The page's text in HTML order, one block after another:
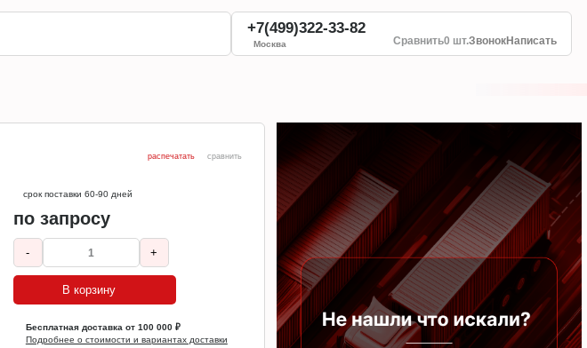
+7(499)322-33-82
Москва Сравнить0 шт.ЗвонокНаписать
распечатать сравнить
срок поставки 60-90 дней
по запросу
- +
В корзину
Бесплатная доставка от 100 000 ₽
Подробнее о стоимости и вариантах доставки